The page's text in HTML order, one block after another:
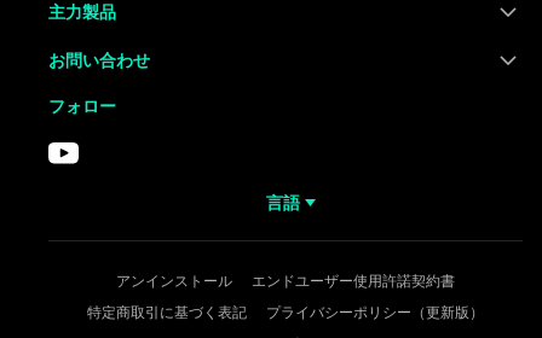
主力製品
お問い合わせ
フォロー
言語
アンインストール
エンドユーザー使用許諾契約書
特定商取引に基づく表記
プライバシーポリシー（更新版）